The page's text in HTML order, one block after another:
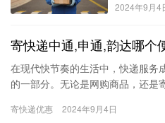
2024年9月4
寄快递中通,申通,韵达哪个
在现代快节奏的生活中，快递服务
的一部分。无论是网购商品，还是
各的优…
寄快递优惠 2024年9月4日